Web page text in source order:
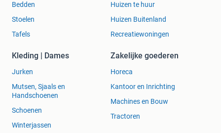
Bedden
Stoelen
Tafels
Huizen te huur
Huizen Buitenland
Recreatiewoningen
Kleding | Dames
Jurken
Mutsen, Sjaals en
Handschoenen
Schoenen
Winterjassen
Zakelijke goederen
Horeca
Kantoor en Inrichting
Machines en Bouw
Tractoren